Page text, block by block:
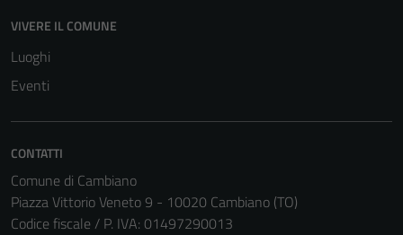
VIVERE IL COMUNE
Luoghi
Eventi
CONTATTI
Comune di Cambiano
Piazza Vittorio Veneto 9 - 10020 Cambiano (TO)
Codice fiscale / P. IVA: 01497290013